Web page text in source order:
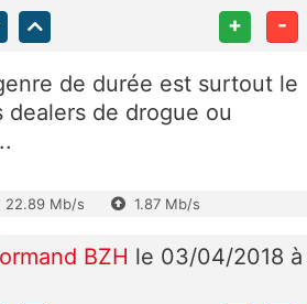
+ -
de durée est surtout le
dealers de drogue ou
22.89 Mb/s 1.87 Mb/s
BZH le 03/04/2018 à